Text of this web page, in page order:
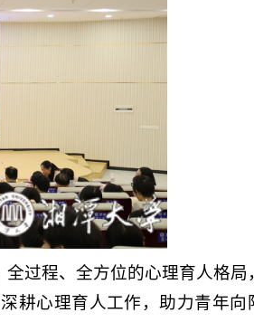
过程、全方位的心理育人格局
耕心理育人工作，助力青年向